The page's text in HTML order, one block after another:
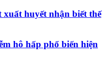
xuất huyết nhận biết thế
hô hấp phổ biến hiện